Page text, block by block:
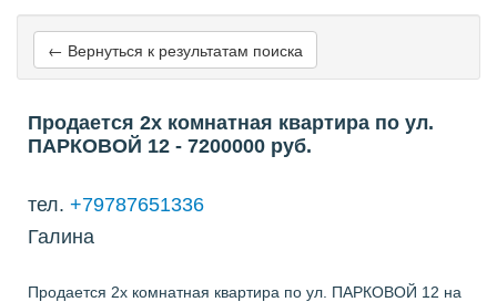
← Вернуться к результатам поиска
Продается 2х комнатная квартира по ул.
ПАРКОВОЙ 12 - 7200000 руб.
тел. +79787651336
Галина
Продается 2х комнатная квартира по ул. ПАРКОВОЙ 12 на